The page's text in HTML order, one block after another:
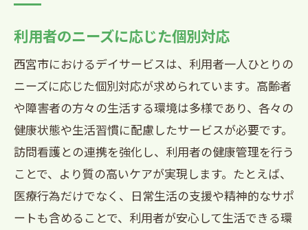
利用者のニーズに応じた個別対応
西宮市におけるデイサービスは、利用者一人ひとりの
ニーズに応じた個別対応が求められています。高齢者
や障害者の方々の生活する環境は多様であり、各々の
健康状態や生活習慣に配慮したサービスが必要です。
訪問看護との連携を強化し、利用者の健康管理を行う
ことで、より質の高いケアが実現します。たとえば、
医療行為だけでなく、日常生活の支援や精神的なサポ
ートも含めることで、利用者が安心して生活できる環